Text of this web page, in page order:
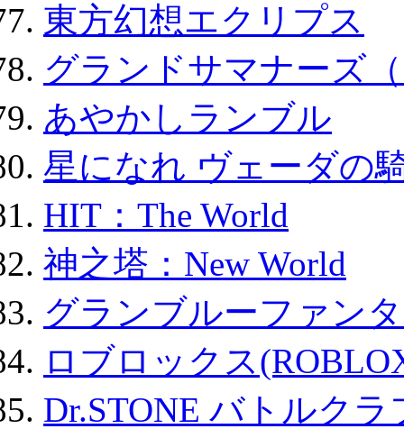
東方幻想エクリプス
グランドサマナーズ
あやかしランブル
星になれ ヴェーダの
HIT：The World
神之塔：New World
グランブルーファン
ロブロックス
Dr.STONE バトルク